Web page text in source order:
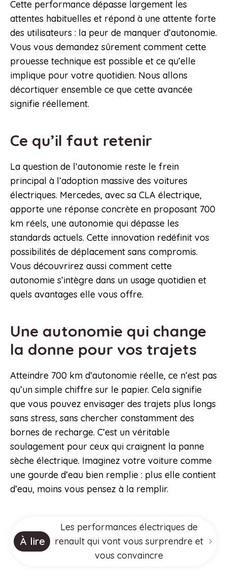
Cette performance dépasse largement les
attentes habituelles et répond à une attente forte
des utilisateurs : la peur de manquer d’autonomie.
Vous vous demandez sûrement comment cette
prouesse technique est possible et ce qu’elle
implique pour votre quotidien. Nous allons
décortiquer ensemble ce que cette avancée
signifie réellement.
Ce qu’il faut retenir
La question de l’autonomie reste le frein
principal à l’adoption massive des voitures
électriques. Mercedes, avec sa CLA électrique,
apporte une réponse concrète en proposant 700
km réels, une autonomie qui dépasse les
standards actuels. Cette innovation redéfinit vos
possibilités de déplacement sans compromis.
Vous découvrirez aussi comment cette
autonomie s’intègre dans un usage quotidien et
quels avantages elle vous offre.
Une autonomie qui change
la donne pour vos trajets
Atteindre 700 km d’autonomie réelle, ce n’est pas
qu’un simple chiffre sur le papier. Cela signifie
que vous pouvez envisager des trajets plus longs
sans stress, sans chercher constamment des
bornes de recharge. C’est un véritable
soulagement pour ceux qui craignent la panne
sèche électrique. Imaginez votre voiture comme
une gourde d’eau bien remplie : plus elle contient
d’eau, moins vous pensez à la remplir.
À lire
Les performances électriques de
renault qui vont vous surprendre et
vous convaincre